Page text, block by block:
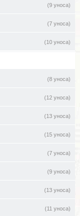
(9 уноса)
(7 уноса)
(10 уноса)
(8 уноса)
(12 уноса)
(13 уноса)
(15 уноса)
(7 уноса)
(9 уноса)
(13 уноса)
(11 уноса)